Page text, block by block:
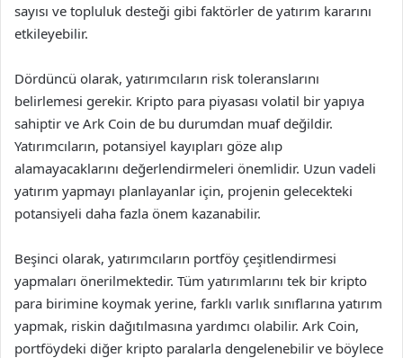
sayısı ve topluluk desteği gibi faktörler de yatırım kararını
etkileyebilir.
Dördüncü olarak, yatırımcıların risk toleranslarını
belirlemesi gerekir. Kripto para piyasası volatil bir yapıya
sahiptir ve Ark Coin de bu durumdan muaf değildir.
Yatırımcıların, potansiyel kayıpları göze alıp
alamayacaklarını değerlendirmeleri önemlidir. Uzun vadeli
yatırım yapmayı planlayanlar için, projenin gelecekteki
potansiyeli daha fazla önem kazanabilir.
Beşinci olarak, yatırımcıların portföy çeşitlendirmesi
yapmaları önerilmektedir. Tüm yatırımlarını tek bir kripto
para birimine koymak yerine, farklı varlık sınıflarına yatırım
yapmak, riskin dağıtılmasına yardımcı olabilir. Ark Coin,
portföydeki diğer kripto paralarla dengelenebilir ve böylece